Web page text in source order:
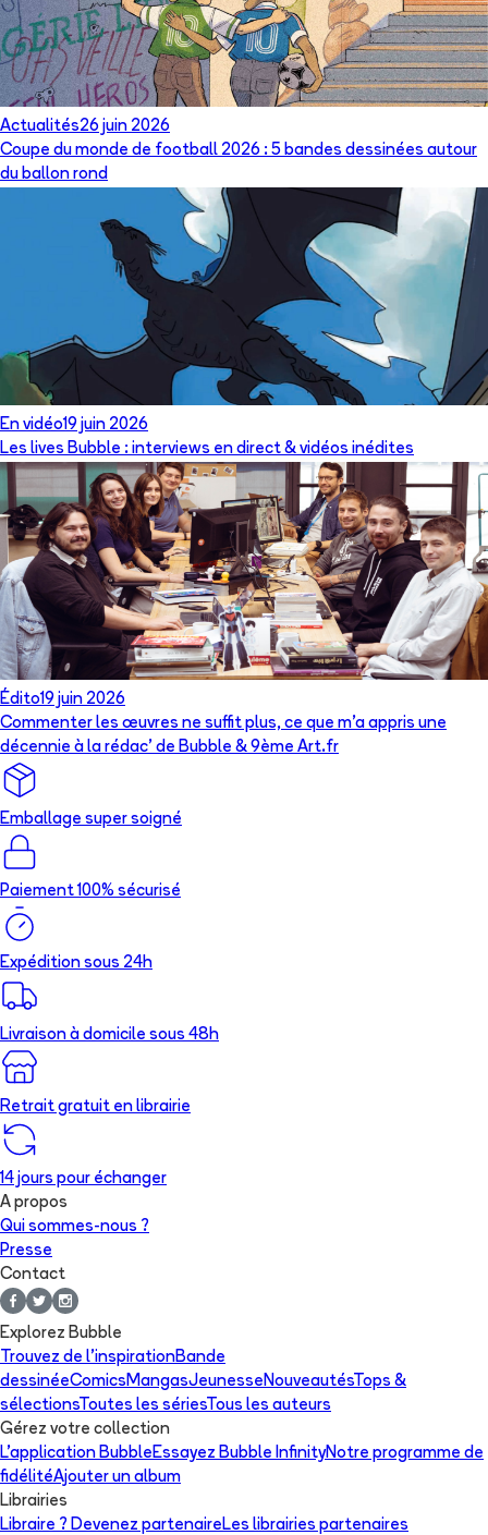
Actualités26 juin 2026
Coupe du monde de football 2026 : 5 bandes dessinées autour
du ballon rond
En vidéo19 juin 2026
Les lives Bubble : interviews en direct & vidéos inédites
Édito19 juin 2026
Commenter les œuvres ne suffit plus, ce que m’a appris une
décennie à la rédac’ de Bubble & 9ème Art.fr
Emballage super soigné
Paiement 100% sécurisé
Expédition sous 24h
Livraison à domicile sous 48h
Retrait gratuit en librairie
14 jours pour échanger
A propos
Qui sommes-nous ?
Presse
Contact
Explorez Bubble
Trouvez de l'inspirationBande
dessinéeComics MangasJeunesse NouveautésTops &
sélectionsToutes les sériesTous les auteurs
Gérez votre collection
L'application Bubble Essayez Bubble InfinityNotre programme de
fidélitéAjouter un album
Librairies
Libraire ? Devenez partenaire Les librairies partenaires